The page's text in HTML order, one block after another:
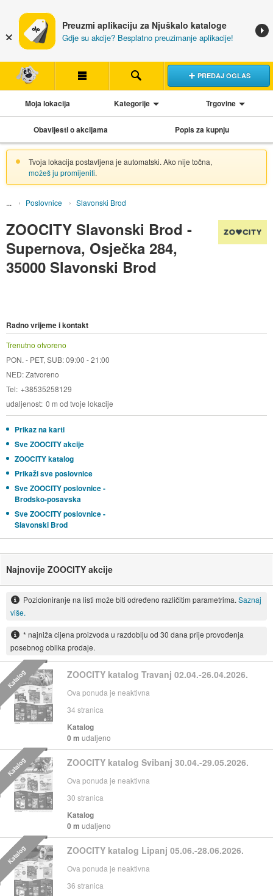
Preuzmi aplikaciju za Njuškalo kataloge
Gdje su akcije? Besplatno preuzimanje aplikacije!
PREDAJ OGLAS
Moja lokacija Kategorije Trgovine
Obavijesti o akcijama Popis za kupnju
Tvoja lokacija postavljena je automatski. Ako nije točna,
možeš ju promijeniti.
Poslovnice Slavonski Brod
ZOOCITY Slavonski Brod -
Supernova, Osječka 284,
35000 Slavonski Brod
Radno vrijeme i kontakt
Trenutno otvoreno
PON. - PET, SUB: 09:00 - 21:00
NED: Zatvoreno
Tel +38535258129
udaljenost 0 m od tvoje lokacije
Prikaz na karti
Sve ZOOCITY akcije
ZOOCITY katalog
Prikaži sve poslovnice
Sve ZOOCITY poslovnice -
Brodsko-posavska
Sve ZOOCITY poslovnice -
Slavonski Brod
Najnovije ZOOCITY akcije
Pozicioniranje na listi može biti određeno različitim parametrima. Saznaj
više.
* najniža cijena proizvoda u razdoblju od 30 dana prije provođenja
posebnog oblika prodaje.
ZOOCITY katalog Travanj 02.04.-26.04.2026.
Ova ponuda je neaktivna
34 stranica
Katalog
0 m udaljeno
Katalog
ZOOCITY katalog Svibanj 30.04.-29.05.2026.
Ova ponuda je neaktivna
30 stranica
Katalog
0 m udaljeno
Katalog
ZOOCITY katalog Lipanj 05.06.-28.06.2026.
Ova ponuda je neaktivna
36 stranica
Katalog